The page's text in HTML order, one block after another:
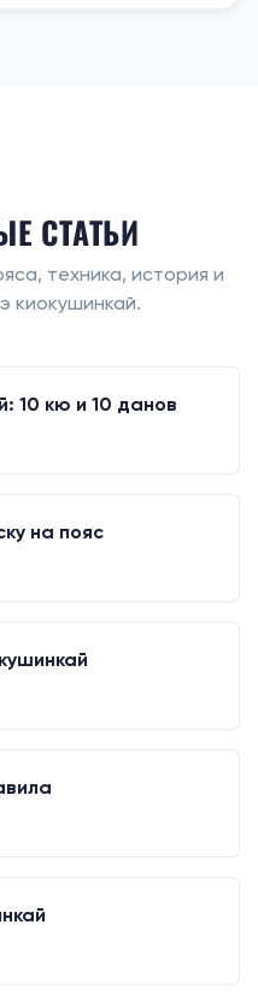
СТАТЬИ
техника, история и
киокушинкай.
10 кю и 10 данов
на пояс